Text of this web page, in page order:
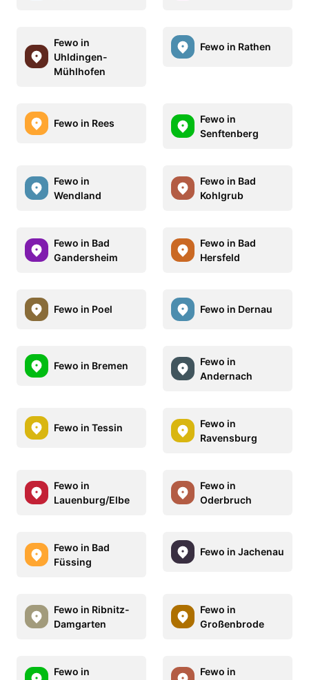
Fewo in
Uhldingen-
Mühlhofen
Fewo in Rathen
Fewo in Rees
Fewo in
Senftenberg
Fewo in
Wendland
Fewo in Bad
Kohlgrub
Fewo in Bad
Gandersheim
Fewo in Bad
Hersfeld
Fewo in Poel Fewo in Dernau
Fewo in Bremen
Fewo in
Andernach
Fewo in Tessin
Fewo in
Ravensburg
Fewo in
Lauenburg/Elbe
Fewo in
Oderbruch
Fewo in Bad
Füssing
Fewo in Jachenau
Fewo in Ribnitz-
Damgarten
Fewo in
Großenbrode
Fewo in
Fewo in